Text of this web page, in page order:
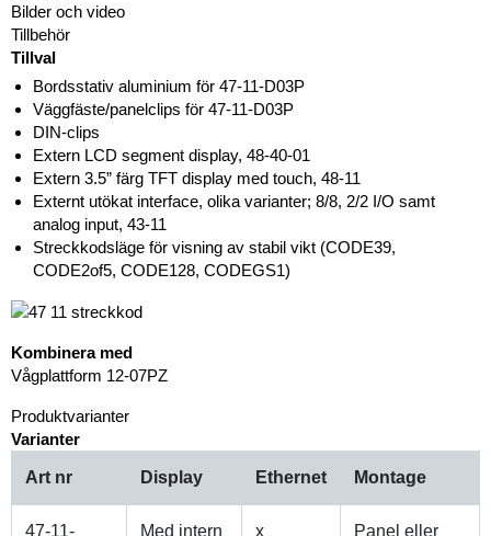
Bilder och video
Tillbehör
Tillval
Bordsstativ aluminium för 47-11-D03P
Väggfäste/panelclips för 47-11-D03P
DIN-clips
Extern LCD segment display, 48-40-01
Extern 3.5” färg TFT display med touch, 48-11
Externt utökat interface, olika varianter; 8/8, 2/2 I/O samt
analog input, 43-11
Streckkodsläge för visning av stabil vikt (CODE39,
CODE2of5, CODE128, CODEGS1)
Kombinera med
Vågplattform 12-07PZ
Produktvarianter
Varianter
Art nr Display Ethernet Montage
47-11-
Med intern
x
Panel eller